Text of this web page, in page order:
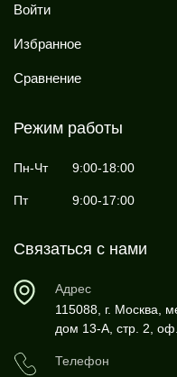
Войти
Избранное
Сравнение
Режим работы
Пн-Чт 9:00-18:00
Пт 9:00-17:00
Связаться с нами
Адрес
115088, г. Москва,
дом 13-А, стр. 2,
Телефон